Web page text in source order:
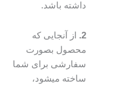
داشته باشد.
از آنجایی که
محصول بصورت
سفارشی برای شما
ساخته میشود،